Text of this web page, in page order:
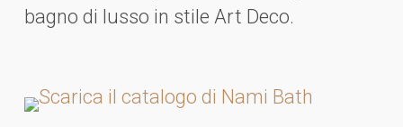
bagno di lusso in stile Art Deco.